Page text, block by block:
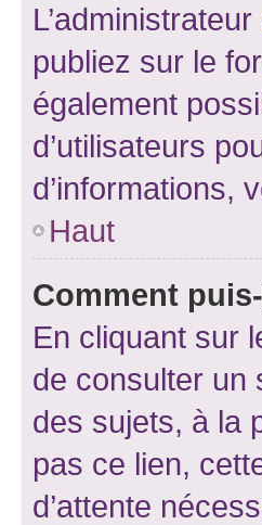
publiez sur le
également
d’utilisateurs
d’informations,
Haut
Comment
En cliquant sur
de consulter un
des sujets, à la
pas ce lien,
d’attente